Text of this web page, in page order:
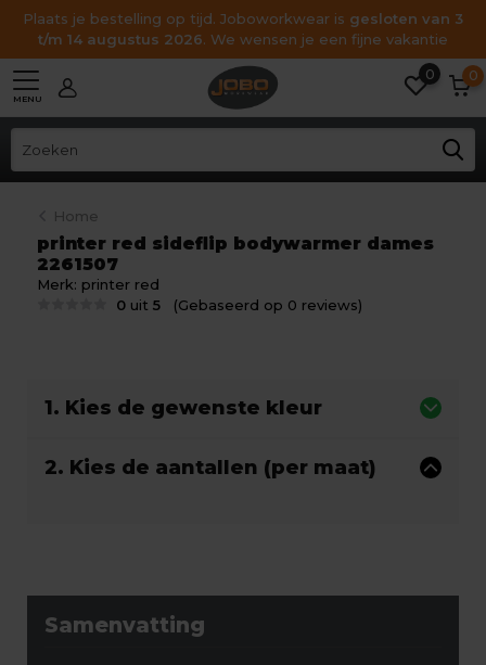
Plaats je bestelling op tijd. Joboworkwear is gesloten van 3
t/m 14 augustus 2026. We wensen je een fijne vakantie
MENU
0 0
Home
printer red sideflip bodywarmer dames
2261507
Merk:printer red
0 uit5 (Gebaseerd op 0 reviews)
1. Kies de gewenste kleur
2. Kies de aantallen (per maat)
Samenvatting